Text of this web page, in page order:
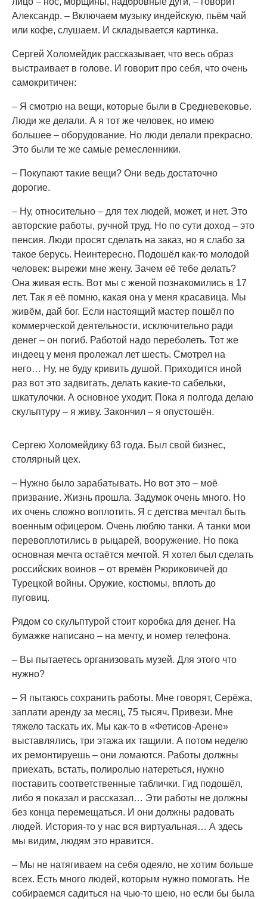
Александр. – Включаем музыку индейскую, пьём чай
или кофе, слушаем. И складывается картинка.
Сергей Холомейдик рассказывает, что весь образ
выстраивает в голове. И говорит про себя, что очень
самокритичен:
– Я смотрю на вещи, которые были в Средневековье.
Люди же делали. А я тот же человек, но имею
большее – оборудование. Но люди делали прекрасно.
Это были те же самые ремесленники.
– Покупают такие вещи? Они ведь достаточно
дорогие.
– Ну, относительно – для тех людей, может, и нет. Это
авторские работы, ручной труд. Но по сути доход – это
пенсия. Люди просят сделать на заказ, но я слабо за
такое берусь. Неинтересно. Подошёл как-то молодой
человек: вырежи мне жену. Зачем её тебе делать?
Она живая есть. Вот мы с женой познакомились в 17
лет. Так я её помню, какая она у меня красавица. Мы
живём, дай бог. Если настоящий мастер пошёл по
коммерческой деятельности, исключительно ради
денег – он погиб. Работой надо переболеть. Тот же
индеец у меня пролежал лет шесть. Смотрел на
него… Ну, не буду кривить душой. Приходится иной
раз вот это задвигать, делать какие-то сабельки,
шкатулочки. А основное уходит. Пока я полгода делаю
скульптуру – я живу. Закончил – я опустошён.
Сергею Холомейдику 63 года. Был свой бизнес,
столярный цех.
– Нужно было зарабатывать. Но вот это – моё
призвание. Жизнь прошла. Задумок очень много. Но
их очень сложно воплотить. Я с детства мечтал быть
военным офицером. Очень люблю танки. А танки мои
перевоплотились в рыцарей, вооружение. Но пока
основная мечта остаётся мечтой. Я хотел был сделать
российских воинов – от времён Рюриковичей до
Турецкой войны. Оружие, костюмы, вплоть до
пуговиц.
Рядом со скульптурой стоит коробка для денег. На
бумажке написано – на мечту, и номер телефона.
– Вы пытаетесь организовать музей. Для этого что
нужно?
– Я пытаюсь сохранить работы. Мне говорят, Серёжа,
заплати аренду за месяц, 75 тысяч. Привези. Мне
тяжело таскать их. Мы как-то в «Фетисов-Арене»
выставлялись, три этажа их тащили. А потом неделю
их ремонтируешь – они ломаются. Работы должны
приехать, встать, полиролью натереться, нужно
поставить соответственные таблички. Гид подошёл,
либо я показал и рассказал… Эти работы не должны
без конца перемещаться. И они должны радовать
людей. История-то у нас вся виртуальная… А здесь
мы видим, людям это нравится.
– Мы не натягиваем на себя одеяло, не хотим больше
всех. Есть много людей, которым нужно помогать. Не
собираемся садиться на чью-то шею, но если бы была